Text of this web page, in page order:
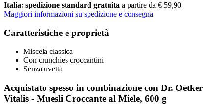
Italia: spedizione standard gratuita a partire da € 59,90
Maggiori informazioni su spedizione e consegna
Caratteristiche e proprietà
Miscela classica
Con crunchies croccantini
Senza uvetta
Acquistato spesso in combinazione con Dr. Oetker
Vitalis - Muesli Croccante al Miele, 600 g